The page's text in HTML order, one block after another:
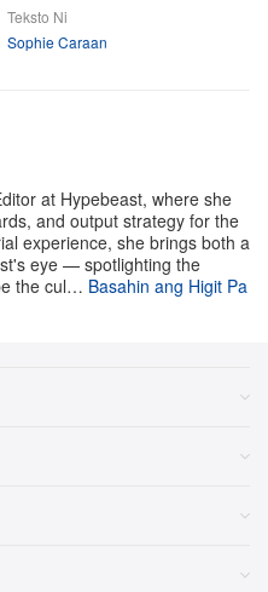
na refresher: anim na
bago tuluyang bumaba
ika-8 o ika-7 siglo
Teksto Ni
Sophie Caraan
at Hypebeast, where she
and output strategy for the
experience, she brings both a
eye — spotlighting the
the cul… Basahin ang Higit Pa